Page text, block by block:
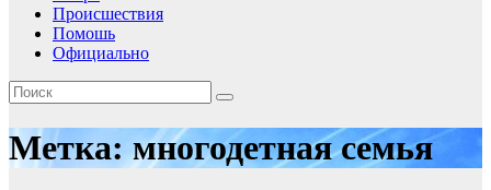
Происшествия
Помошь
Официально
Метка:многодетная семья